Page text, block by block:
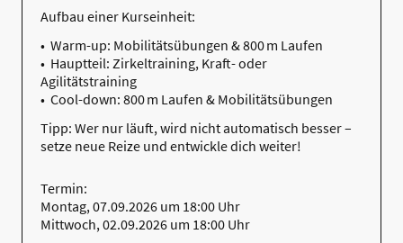
Aufbau einer Kurseinheit:
• Warm-up: Mobilitätsübungen & 800 m Laufen
• Hauptteil: Zirkeltraining, Kraft- oder
Agilitätstraining
• Cool-down: 800 m Laufen & Mobilitätsübungen
Tipp: Wer nur läuft, wird nicht automatisch besser –
setze neue Reize und entwickle dich weiter!
Termin:
Montag, 07.09.2026 um 18:00 Uhr
Mittwoch, 02.09.2026 um 18:00 Uhr